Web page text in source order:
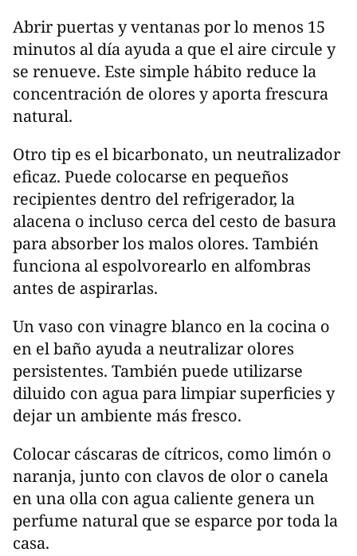
Abrir puertas y ventanas por lo menos 15
minutos al día ayuda a que el aire circule y
se renueve. Este simple hábito reduce la
concentración de olores y aporta frescura
natural.
Otro tip es el bicarbonato, un neutralizador
eficaz. Puede colocarse en pequeños
recipientes dentro del refrigerador, la
alacena o incluso cerca del cesto de basura
para absorber los malos olores. También
funciona al espolvorearlo en alfombras
antes de aspirarlas.
Un vaso con vinagre blanco en la cocina o
en el baño ayuda a neutralizar olores
persistentes. También puede utilizarse
diluido con agua para limpiar superficies y
dejar un ambiente más fresco.
Colocar cáscaras de cítricos, como limón o
naranja, junto con clavos de olor o canela
en una olla con agua caliente genera un
perfume natural que se esparce por toda la
casa.